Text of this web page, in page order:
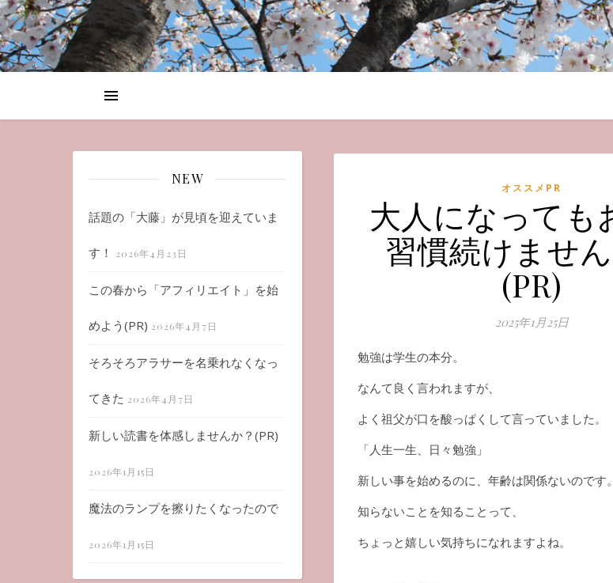
NEW
話題の「大藤」が見頃を迎えていま
す！ 2026年4月23日
この春から「アフィリエイト」を始
めよう(PR) 2026年4月7日
そろそろアラサーを名乗れなくなっ
てきた 2026年4月7日
新しい読書を体感しませんか？(PR)
2026年1月15日
魔法のランプを擦りたくなったので
2026年1月15日
オススメPR
大人になっても
習慣続けませ
(PR)
2025年1月25日
勉強は学生の本分。
なんて良く言われますが、
よく祖父が口を酸っぱくして言っていました。
「人生一生、日々勉強」
新しい事を始めるのに、年齢は関係ないのです。
知らないことを知ることって、
ちょっと嬉しい気持ちになれますよね。